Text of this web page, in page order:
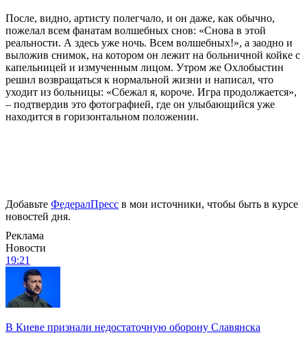
После, видно, артисту полегчало, и он даже, как обычно,
пожелал всем фанатам волшебных снов: «Снова в этой
реальности. А здесь уже ночь. Всем волшебных!», а заодно и
выложив снимок, на котором он лежит на больничной койке с
капельницей и измученным лицом. Утром же Охлобыстин
решил возвращаться к нормальной жизни и написал, что
уходит из больницы: «Сбежал я, короче. Игра продолжается»,
– подтвердив это фотографией, где он улыбающийся уже
находится в горизонтальном положении.
Добавьте ФедералПресс в мои источники, чтобы быть в курсе
новостей дня.
Реклама
Новости
19:21
В Киеве признали недостаточную оборону Славянска